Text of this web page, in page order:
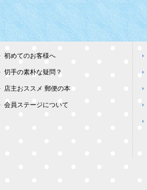
初めてのお客様へ
切手の素朴な疑問？
店主おススメ 郵便の本
会員ステージについて